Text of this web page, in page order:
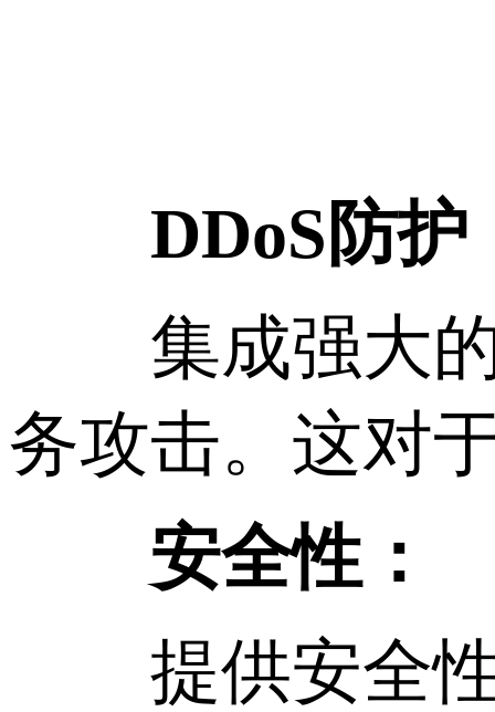
DDoS防护
集成强大的
务攻击。这对
安全性：
提供安全性